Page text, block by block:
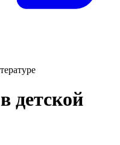
детской